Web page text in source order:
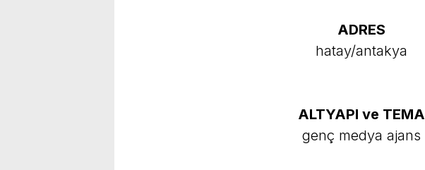
ADRES
hatay/antakya
ALTYAPI ve TEMA
genç medya ajans